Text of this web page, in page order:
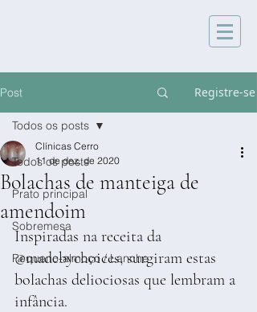
Post Registre-se
Todos os posts
Prato principal
Sobremesa
Pequeno-almoço / Lanche
Todos os posts
Bolachas de manteiga de
amendoim
Clínicas Cerro
11 de dez. de 2020
Inspiradas na receita da
@madebychoices, surgiram estas
bolachas deliociosas que lembram a
infância.